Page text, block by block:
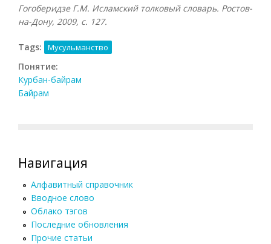
Гогоберидзе Г.М. Исламский толковый словарь. Ростов-
на-Дону, 2009, с. 127.
Tags: Мусульманство
Понятие:
Курбан-байрам
Байрам
Навигация
Алфавитный справочник
Вводное слово
Облако тэгов
Последние обновления
Прочие статьи